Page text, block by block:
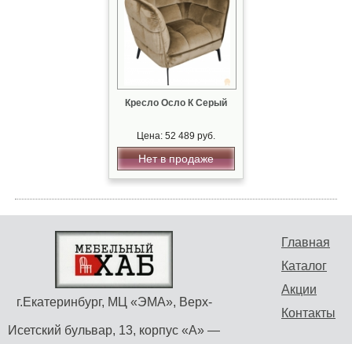
Кресло Осло К Серый
Цена: 52 489 руб.
Нет в продаже
Главная
Каталог
Акции
Контакты
г.Екатеринбург, МЦ «ЭМА», Верх-
Исетский бульвар, 13, корпус «А» —